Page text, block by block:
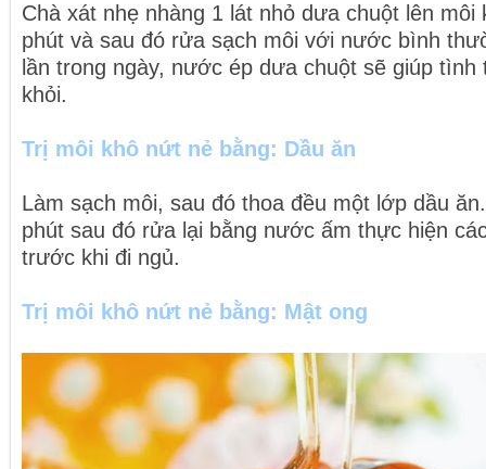
Chà xát nhẹ nhàng 1 lát nhỏ dưa chuột lên
phút và sau đó rửa sạch môi với nước bình
lần trong ngày, nước ép dưa chuột sẽ giúp
khỏi.
Trị môi khô nứt nẻ bằng: Dầu ăn
Làm sạch môi, sau đó thoa đều một lớp dầu
phút sau đó rửa lại bằng nước ấm thực hiện
trước khi đi ngủ.
Trị môi khô nứt nẻ bằng: Mật ong